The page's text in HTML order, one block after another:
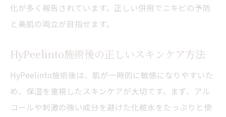
化が多く報告されています。正しい併用でニキビの予防
と美肌の両立が目指せます。
HyPeelinto施術後の正しいスキンケア方法
HyPeelinto施術後は、肌が一時的に敏感になりやすいた
め、保湿を重視したスキンケアが大切です。まず、アル
コールや刺激の強い成分を避けた化粧水をたっぷりと使